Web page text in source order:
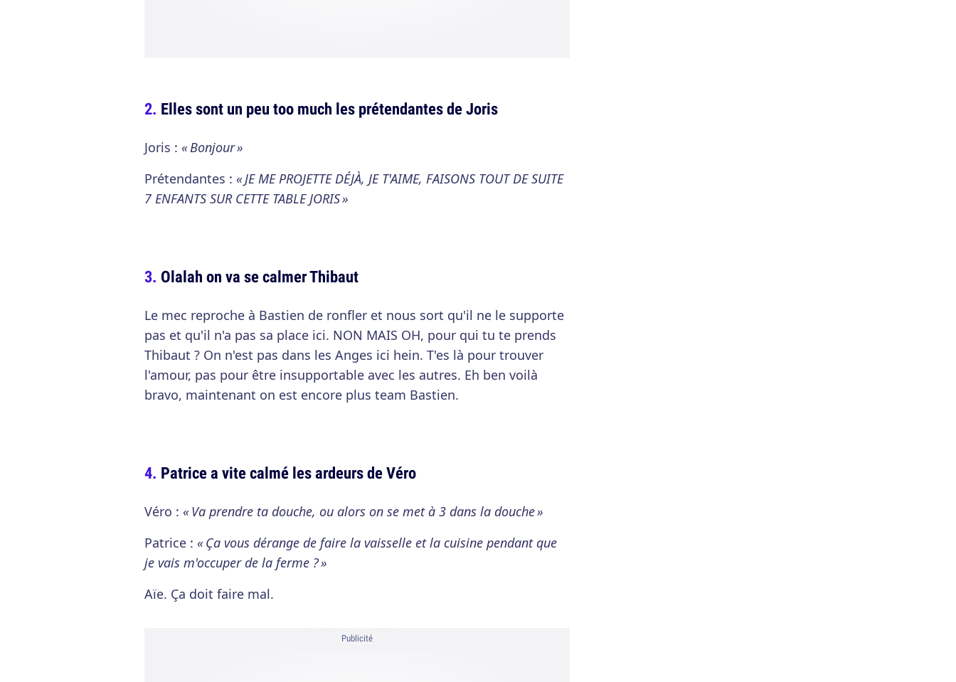
Elles sont un peu too much les prétendantes de Joris
Joris : « Bonjour »
Prétendantes : « JE ME PROJETTE DÉJÀ, JE T'AIME, FAISONS TOUT DE SUITE
7 ENFANTS SUR CETTE TABLE JORIS »
Olalah on va se calmer Thibaut
Le mec reproche à Bastien de ronfler et nous sort qu'il ne le supporte
pas et qu'il n'a pas sa place ici. NON MAIS OH, pour qui tu te prends
Thibaut ? On n'est pas dans les Anges ici hein. T'es là pour trouver
l'amour, pas pour être insupportable avec les autres. Eh ben voilà
bravo, maintenant on est encore plus team Bastien.
Patrice a vite calmé les ardeurs de Véro
Véro : « Va prendre ta douche, ou alors on se met à 3 dans la douche »
Patrice : « Ça vous dérange de faire la vaisselle et la cuisine pendant que
je vais m'occuper de la ferme ? »
Aïe. Ça doit faire mal.
Publicité